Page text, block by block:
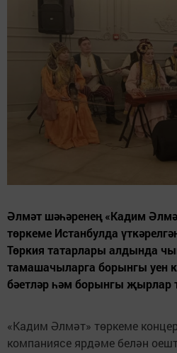
Әлмәт шәһәренең «Кадим
төркеме Истанбулда
Төркия татарлары алдында
тамашачыларга борынгы уен
бәетләр һәм борынгы җырлар
«Кадим Әлмәт» төркеме
компаниясе ярдәме белән